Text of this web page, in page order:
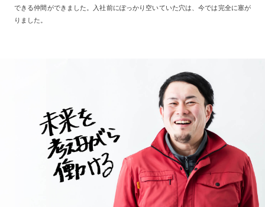
できる仲間ができました。入社前にぽっかり空いていた穴は、今では完全に塞が
りました。